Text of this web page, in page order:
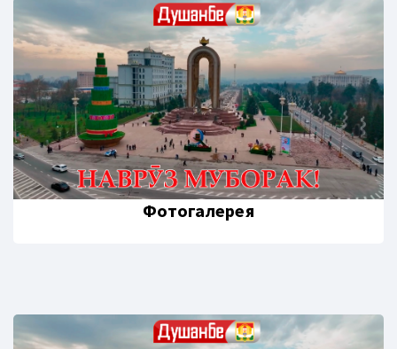
Фотогалерея